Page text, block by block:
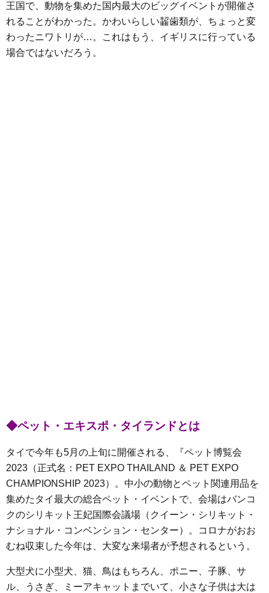
王国で、動物を集めた国内最大のビッグイベントが開催さ
れることがわかった。かわいらしい齧歯類が、ちょっと変
わったニワトリが…。これはもう、イギリスに行っている
場合ではないだろう。
◆ペット・エキスポ・タイランドとは
タイで今年も5月の上旬に開催される、『ペット博覧会
2023（正式名：PET EXPO THAILAND ＆ PET EXPO
CHAMPIONSHIP 2023）。中小の動物とペット関連用品を
集めたタイ最大の総合ペット・イベントで、会場はバンコ
クのシリキット王妃国際会議場（クイーン・シリキット・
ナショナル・コンベンション・センター）。コロナがおお
むね収束した今年は、大変な来場者が予想されるという。
大型犬に小型犬、猫、鳥はもちろん、ポニー、子豚、サ
ル、うさぎ、ミーアキャットまでいて、小さな子供は大は